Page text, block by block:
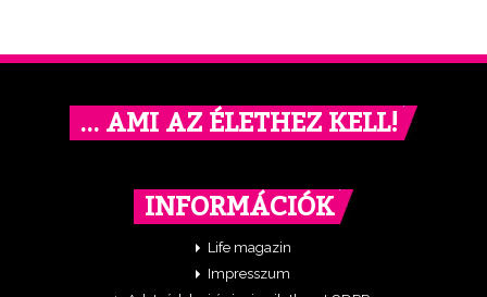
… AMI AZ ÉLETHEZ KELL!
INFORMÁCIÓK
Life magazin
Impresszum